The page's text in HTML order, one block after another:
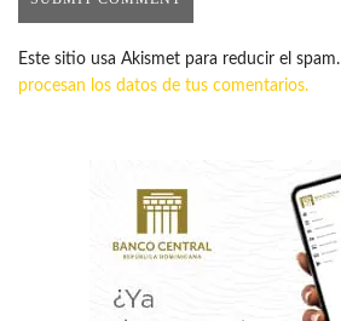
Este sitio usa Akismet para reducir el spam.
procesan los datos de tus comentarios.